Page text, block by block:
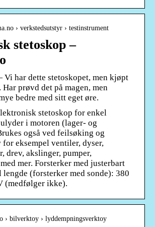
› verkstedsutstyr › testinstrument
stetoskop –
har dette stetoskopet, men kjøpt
prøvd det på magen, men
bedre med sitt eget øre.
stetoskop for enkel
i motoren (lager- og
også ved feilsøking og
eksempel ventiler, dyser,
drev, akslinger, pumper,
mer. Forsterker med justerbart
(forsterker med sonde): 380
(medfølger ikke).
› bilverktoy › lyddempningsverktoy